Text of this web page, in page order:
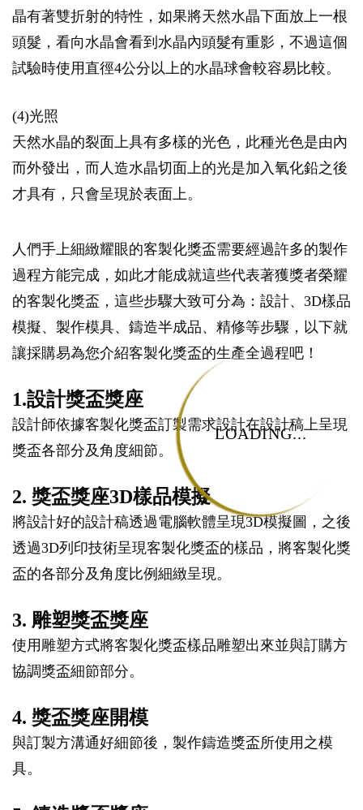
LOADING...
晶有著雙折射的特性，如果將天然水晶下面放上一根
頭髮，看向水晶會看到水晶內頭髮有重影，不過這個
試驗時使用直徑4公分以上的水晶球會較容易比較。
(4)光照
天然水晶的裂面上具有多樣的光色，此種光色是由內
而外發出，而人造水晶切面上的光是加入氧化鉛之後
才具有，只會呈現於表面上。
人們手上細緻耀眼的客製化獎盃需要經過許多的製作
過程方能完成，如此才能成就這些代表著獲獎者榮耀
的客製化獎盃，這些步驟大致可分為：設計、3D樣品
模擬、製作模具、鑄造半成品、精修等步驟，以下就
讓採購易為您介紹客製化獎盃的生產全過程吧！
1.設計獎盃獎座
設計師依據客製化獎盃訂製需求設計在設計稿上呈現
獎盃各部分及角度細節。
2. 獎盃獎座3D樣品模擬
將設計好的設計稿透過電腦軟體呈現3D模擬圖，之後
透過3D列印技術呈現客製化獎盃的樣品，將客製化獎
盃的各部分及角度比例細緻呈現。
3. 雕塑獎盃獎座
使用雕塑方式將客製化獎盃樣品雕塑出來並與訂購方
協調獎盃細節部分。
4. 獎盃獎座開模
與訂製方溝通好細節後，製作鑄造獎盃所使用之模
具。